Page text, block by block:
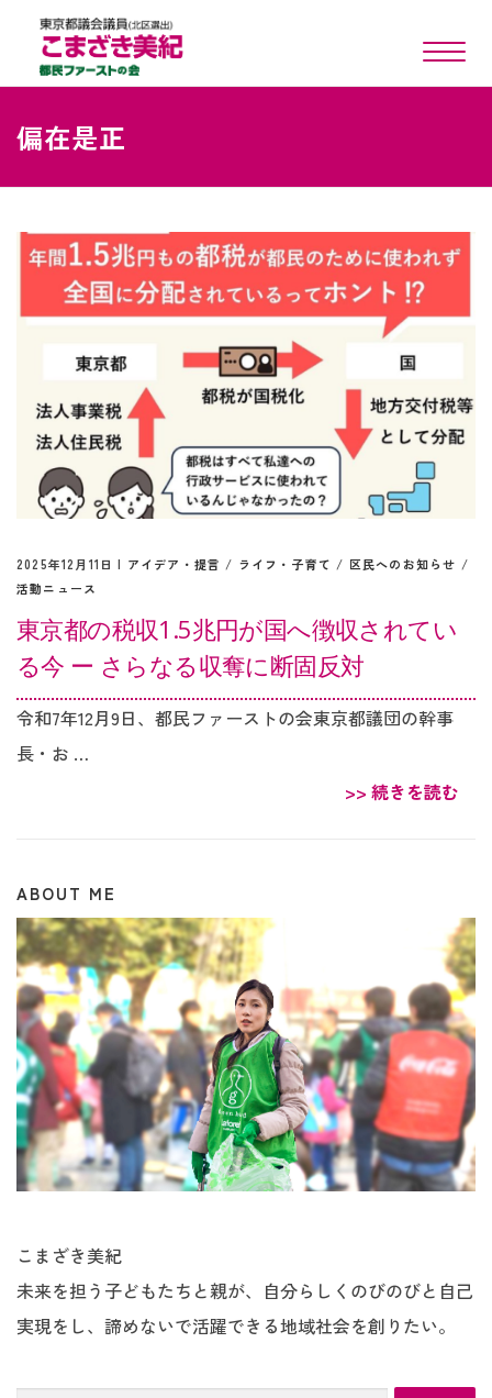
toggle
偏在是正
2025年12月11日 | アイデア・提言 / ライフ・子育て / 区民へのお知らせ /
活動ニュース
東京都の税収1.5兆円が国へ徴収されてい
る今 ー さらなる収奪に断固反対
令和7年12月9日、都民ファーストの会東京都議団の幹事
長・お …
>> 続きを読む
ABOUT ME
こまざき美紀
未来を担う子どもたちと親が、自分らしくのびのびと自己
実現をし、諦めないで活躍できる地域社会を創りたい。